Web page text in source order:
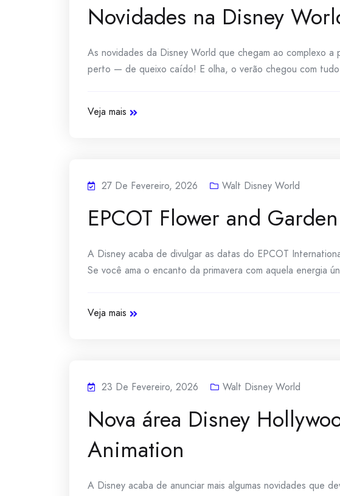
Novidades na Disney
As novidades da Disney World que chegam ao complexo
perto — de queixo caído! E olha, o verão chegou com
Veja mais
27 De Fevereiro, 2026 Walt Disney World
EPCOT Flower and
A Disney acaba de divulgar as datas do EPCOT
Se você ama o encanto da primavera com aquela
Veja mais
23 De Fevereiro, 2026 Walt Disney World
Nova área Disney
Animation
A Disney acaba de anunciar mais algumas novidades que